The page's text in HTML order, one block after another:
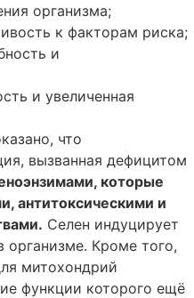
организма;
к факторам риска;
и
и увеличенная
что
вызванная дефицитом
которые
антитоксическими и
Селен индуцирует
организме. Кроме того,
митохондрий
функции которого ещё